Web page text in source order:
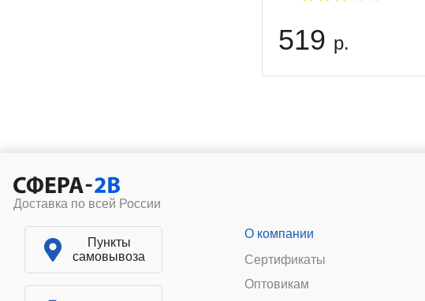
519 р.
Доставка по всей России
Пункты
самовывоза
О компании
Сертификаты
Оптовикам